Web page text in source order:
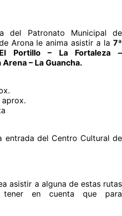
del Patronato Municipal de
Arona le anima asistir a la 7ª
Portillo – La Fortaleza –
– La Guancha.
entrada del Centro Cultural de
asistir a alguna de estas rutas
tener en cuenta que para